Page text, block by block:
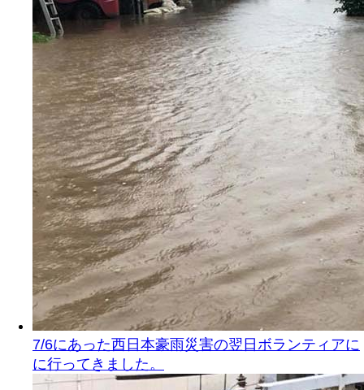
7/6にあった西日本豪雨災害の翌日ボランティアに
に行ってきました。